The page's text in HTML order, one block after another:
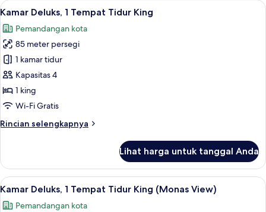
1
Tidur
King
Lihat
semua
foto
untuk
Kamar
Deluks,
1
Tempat
King
Kamar Deluks, 1 Tempat Tidur King |
7
Kamar Deluks, 1 Tempat Tidur King
Pemandangan kota
85 meter persegi
1 kamar tidur
Kapasitas 4
1 king
Wi-Fi Gratis
Rincian selengkapnya
Rincian
Kamar
Deluks,
1
Tidur
Lihat harga untuk tanggal Anda
Lihat
semua
Kamar Deluks, 1 Tempat Tidur King
7
Kamar Deluks, 1 Tempat Tidur King (Monas View)
Pemandangan kota